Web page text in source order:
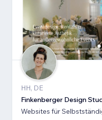
HH, DE
Finkenberger Design
Websites für